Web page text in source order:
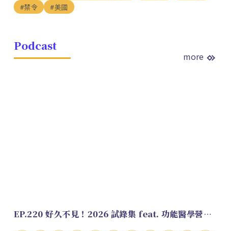
#禁令
#美國
Podcast
more
EP.220 好久不見！2026 試錄集 feat. 功能醫學營養師 美寶